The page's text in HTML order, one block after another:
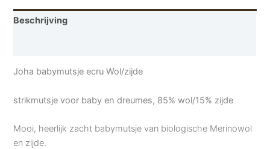
Beschrijving
Joha babymutsje ecru Wol/zijde
strikmutsje voor baby en dreumes, 85% wol/15% zijde
Mooi, heerlijk zacht babymutsje van biologische Merinowol
en zijde.